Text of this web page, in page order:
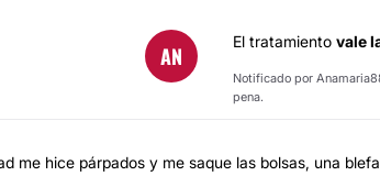
AN El tratamiento vale
Notificado por
pena.
me hice párpados y me saque las bolsas, una